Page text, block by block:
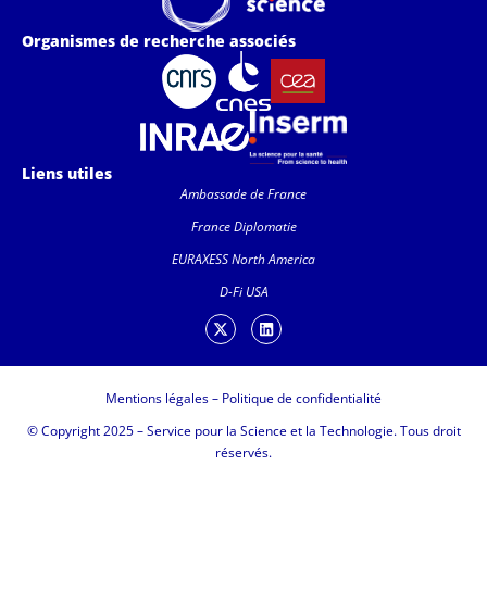
Organismes de recherche associés
Liens utiles
Ambassade de France
France Diplomatie
EURAXESS North America
D-Fi USA
Mentions légales– Politique de confidentialité
© Copyright 2025 – Service pour la Science et la Technologie. Tous droit
réservés.